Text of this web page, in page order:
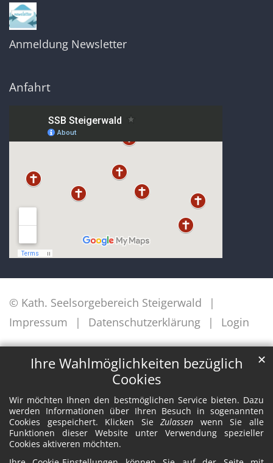
Ihre Wahlmöglichkeiten bezüglich
Cookies
Wir möchten Ihnen den bestmöglichen Service bieten. Dazu
werden Informationen über Ihren Besuch in sogenannten
Cookies gespeichert. Klicken SieZulassen wenn Sie alle
Funktionen dieser Website unter Verwendung spezieller
Cookies aktiveren möchten.
✕
Anmeldung Newsletter
Anfahrt
© Kath. Seelsorgebereich Steigerwald
Impressum
Datenschutzerklärung Login